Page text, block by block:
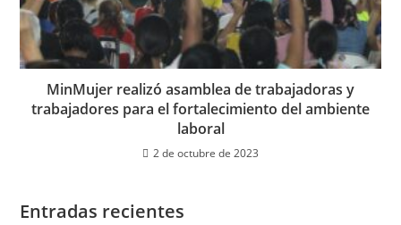
MinMujer realizó asamblea de trabajadoras y
trabajadores para el fortalecimiento del ambiente
laboral
2 de octubre de 2023
Entradas recientes